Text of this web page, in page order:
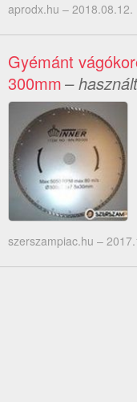
aprodx.hu – 2018.08.12.
Gyémánt
300mm– használt
szerszampiac.hu –